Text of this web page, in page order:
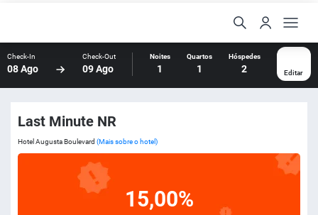
Check-In
08 Ago
Check-Out
09 Ago
Noites
1
Quartos
1
Hóspedes
2 Editar
Last Minute NR
Hotel Augusta Boulevard (Mais sobre o hotel)
15,00%